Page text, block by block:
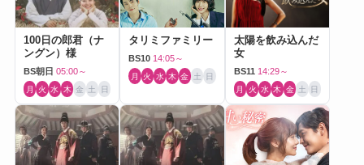
100日の郎君（ナ
ングン）様
BS朝日 05:00～
月 火 水 木 金 土 日
タリミファミリー
BS10 14:05～
月 火 水 木 金 土 日
太陽を飲み込んだ
女
BS11 14:29～
月 火 水 木 金 土 日